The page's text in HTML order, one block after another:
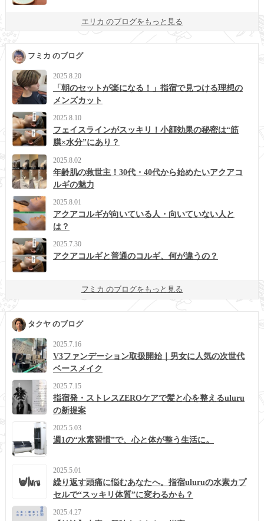
エリカ のブログをもっと見る
フミカ のブログ
2025.8.20
「朝のセットが楽になる！」指宿で見つける理想の
メンズカット
2025.8.10
フェイスラインがスッキリ！小顔効果の秘密は“筋
膜×水分”にあり？
2025.8.02
年齢肌の救世主！30代・40代から始めたいアクアコ
ルギの魅力
2025.8.01
アクアコルギが向いている人・向いていない人と
は？
2025.7.30
アクアコルギと普通のコルギ、何が違うの？
フミカ のブログをもっと見る
タクヤ のブログ
2025.7.16
V3ファンデーション取扱開始｜男女に人気の次世代
ベースメイク
2025.7.15
指宿発・ストレスZEROケアで髪と心を整えるuluru
の新提案
2025.5.03
週1の“水素習慣”で、心と体が整う生活に。
2025.5.01
繰り返す頭痛に悩むあなたへ。指宿uluruの水素カプ
セルで“スッキリ体質”に変わるかも？
2025.4.27